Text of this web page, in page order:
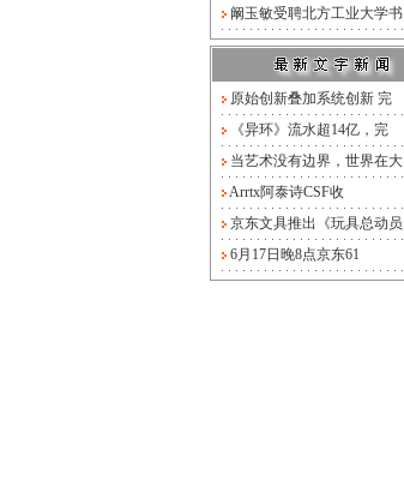
阚玉敏受聘北方工业大学书
原始创新叠加系统创新 完
《异环》流水超14亿，完
当艺术没有边界，世界在大
Arrtx阿泰诗CSF收
京东文具推出《玩具总动员
6月17日晚8点京东61